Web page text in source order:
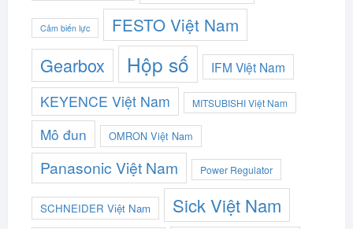
Cảm biến lực FESTO Việt Nam
Gearbox Hộp số IFM Việt Nam
KEYENCE Việt Nam MITSUBISHI Việt Nam
Mô đun OMRON Việt Nam
Panasonic Việt Nam Power Regulator
SCHNEIDER Việt Nam Sick Việt Nam